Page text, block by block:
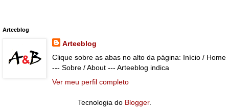
Arteeblog
Arteeblog
Clique sobre as abas no alto da página: Início / Home
--- Sobre / About --- Arteeblog indica
Ver meu perfil completo
Tecnologia do Blogger.